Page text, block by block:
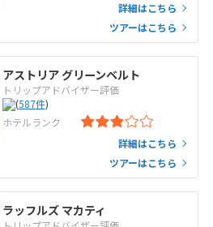
詳細はこちら
ツアーはこちら
アストリア グリーンベルト
トリップアドバイザー評価
(587件)
ホテルランク
詳細はこちら
ツアーはこちら
ラッフルズ マカティ